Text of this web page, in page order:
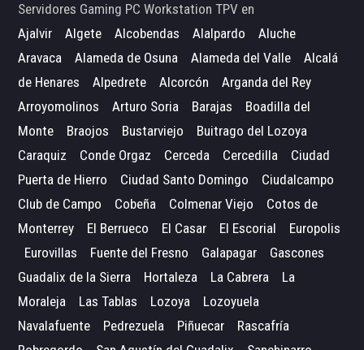
Servidores Gaming PC Workstation TPV en
Ajalvir
Algete Alcobendas Alalpardo
Aluche
Aravaca
Alameda de Osuna Alameda del Valle
Alcalá
de Henares
Alpedrete Alcorcón
Arganda del Rey
Arroyomolinos
Arturo Soria Barajas
Boadilla del
Monte
Braojos Bustarviejo
Buitrago del Lozoya
Caraquiz
Conde Orgaz Cerceda Cercedilla
Ciudad
Puerta de Hierro
Ciudad Santo Domingo
Ciudalcampo
Club de Campo
Cobeña Colmenar Viejo
Cotos de
Monterrey
El Berrueco El Casar El Escorial
Europolis
Eurovillas
Fuente del Fresno Galapagar
Gascones
Guadalix de la Sierra
Hortaleza La Cabrera
La
Moraleja
Las Tablas Lozoya
Lozoyuela
Navalafuente
Pedrezuela Piñuecar
Rascafría